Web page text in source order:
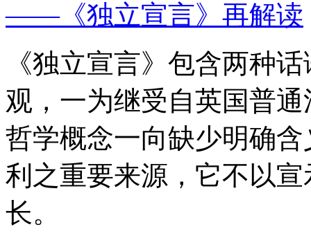
——《独立宣言》再解读
《独立宣言》包含两种
观，一为继受自英国普
哲学概念一向缺少明确
利之重要来源，它不以
长。